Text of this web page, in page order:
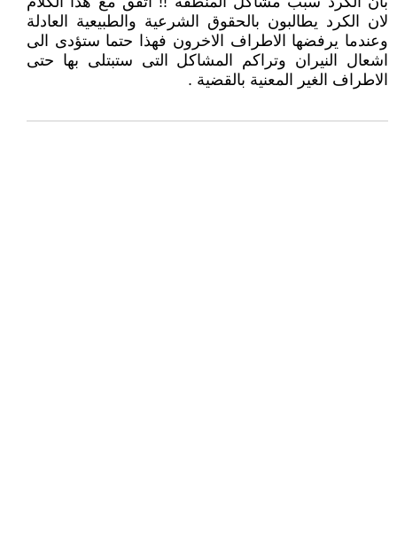
لان الكرد يطالبون بالحقوق الشرعية والطبيعية العادلة
وعندما يرفضها الاطراف الاخرون فهذا حتما ستؤدى الى
اشعال النيران وتراكم المشاكل التى ستبتلى بها حتى
الاطراف الغير المعنية بالقضية .